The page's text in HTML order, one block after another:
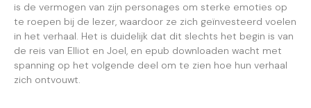
is de vermogen van zijn personages om sterke emoties op
te roepen bij de lezer, waardoor ze zich geïnvesteerd voelen
in het verhaal. Het is duidelijk dat dit slechts het begin is van
de reis van Elliot en Joel, en epub downloaden wacht met
spanning op het volgende deel om te zien hoe hun verhaal
zich ontvouwt.